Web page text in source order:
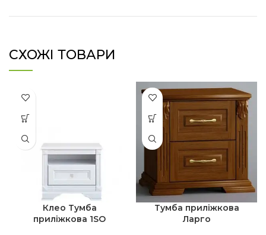
СХОЖІ ТОВАРИ
Клео Тумба
приліжкова 1SO
Тумба приліжкова
Ларго